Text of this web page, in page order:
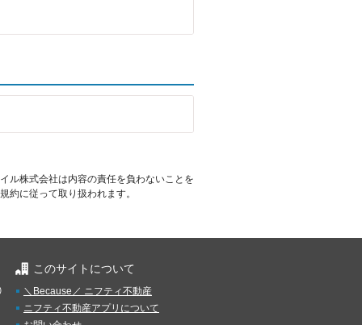
ル株式会社は内容の責任を負わないことを
約に従って取り扱われます。
このサイトについて
＼Because／ ニフティ不動産
ニフティ不動産アプリについて